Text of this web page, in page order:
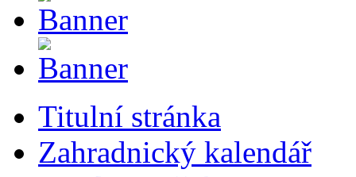
Titulní stránka
Zahradnický kalendář